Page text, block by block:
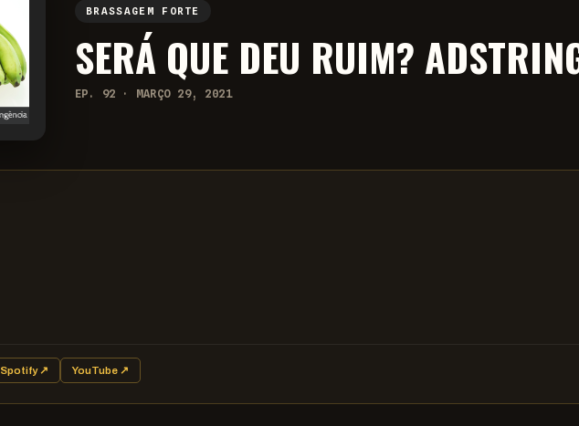
BRASSAGEM FORTE
SERÁ QUE DEU RUIM?
EP. 92 · MARÇO 29, 2021
Spotify ↗ YouTube ↗